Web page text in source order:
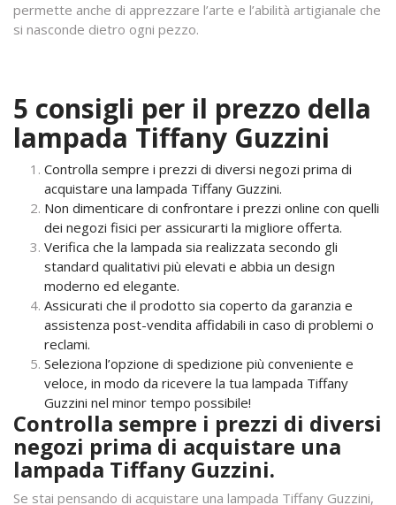
permette anche di apprezzare l’arte e l’abilità artigianale che
si nasconde dietro ogni pezzo.
5 consigli per il prezzo della
lampada Tiffany Guzzini
Controlla sempre i prezzi di diversi negozi prima di
acquistare una lampada Tiffany Guzzini.
Non dimenticare di confrontare i prezzi online con quelli
dei negozi fisici per assicurarti la migliore offerta.
Verifica che la lampada sia realizzata secondo gli
standard qualitativi più elevati e abbia un design
moderno ed elegante.
Assicurati che il prodotto sia coperto da garanzia e
assistenza post-vendita affidabili in caso di problemi o
reclami.
Seleziona l’opzione di spedizione più conveniente e
veloce, in modo da ricevere la tua lampada Tiffany
Guzzini nel minor tempo possibile!
Controlla sempre i prezzi di diversi
negozi prima di acquistare una
lampada Tiffany Guzzini.
Se stai pensando di acquistare una lampada Tiffany Guzzini,